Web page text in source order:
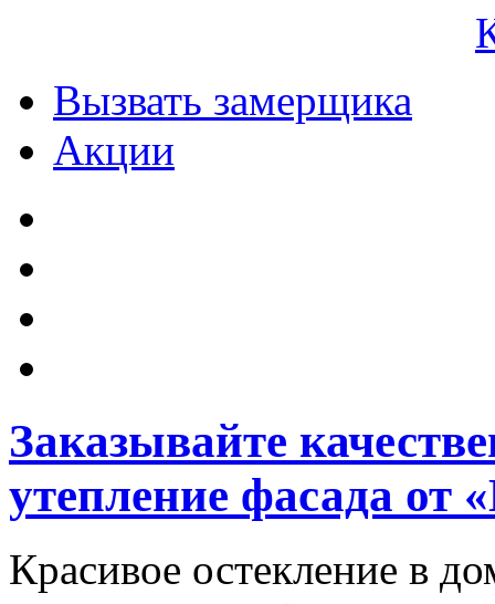
Вызвать замерщика
Акции
Заказывайте
утепление фасада от
Красивое остекление в